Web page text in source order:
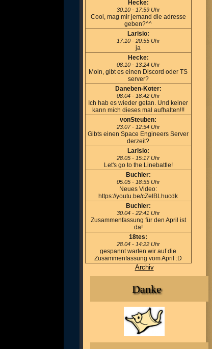
Hecke:
30.10 - 17:59 Uhr
Cool, mag mir jemand die adresse
geben?^^
Larisio:
17.10 - 20:55 Uhr
ja
Hecke:
08.10 - 13:24 Uhr
Moin, gibt es einen Discord oder TS
server?
Daneben-Koter:
08.04 - 18:42 Uhr
Ich hab es wieder getan. Und keiner
kann mich dieses mal aufhalten!!!
vonSteuben:
23.07 - 12:54 Uhr
Gibts einen Space Engineers Server
derzeit?
Larisio:
28.05 - 15:17 Uhr
Let's go to the Linebattle!
Buchler:
05.05 - 18:55 Uhr
Neues Video:
https://youtu.be/cZeIBLhucdk
Buchler:
30.04 - 22:41 Uhr
Zusammenfassung für den April ist
da!
18tes:
28.04 - 14:22 Uhr
gespannt warten wir auf die
Zusammenfassung vom April :D
Archiv
Danke